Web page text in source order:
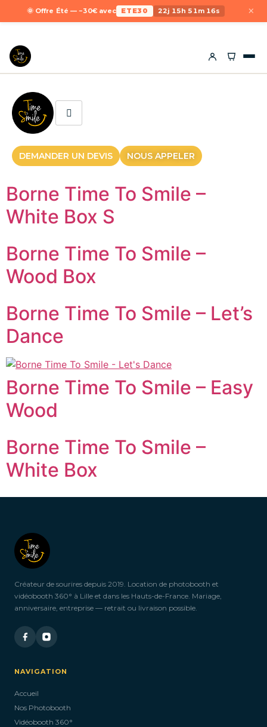
🌞 Offre Été — −30€ avec ETE30 22j 15h 51m 16s ×
DEMANDER UN DEVIS NOUS APPELER
Borne Time To Smile –
White Box S
Borne Time To Smile –
Wood Box
Borne Time To Smile – Let’s
Dance
Borne Time To Smile – Easy
Wood
Borne Time To Smile –
White Box
Créateur de sourires depuis 2019. Location de photobooth et
vidéobooth 360° à Lille et dans les Hauts-de-France. Mariage,
anniversaire, entreprise — retrait ou livraison possible.
NAVIGATION
Accueil
Nos Photobooth
Vidéobooth 360°